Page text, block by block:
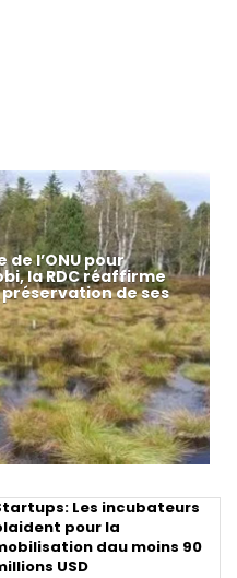
de l’ONU pour
la RDC réaffirme
de ses
Les incubateurs
pour la
dau moins 90
USD